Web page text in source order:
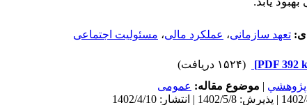
تعهد سازمانی، عملکرد مالی، مسئولیت اجتماعی
(۱۵۲۴ دریافت)
پژوهشي | موضوع مقاله: عمومى